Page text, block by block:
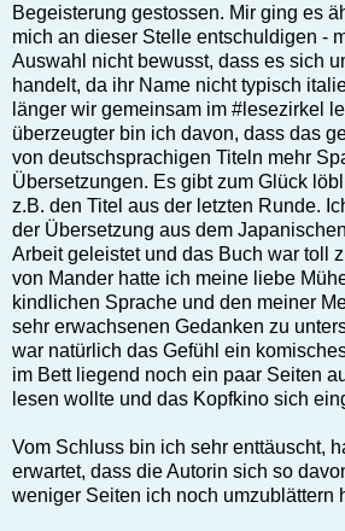
Begeisterung gestossen. Mir ging es
mich an dieser Stelle entschuldigen -
Auswahl nicht bewusst, dass es sich
handelt, da ihr Name nicht typisch
länger wir gemeinsam im #lesezirkel
überzeugter bin ich davon, dass das
von deutschsprachigen Titeln mehr
Übersetzungen. Es gibt zum Glück
z.B. den Titel aus der letzten Runde.
der Übersetzung aus dem
Arbeit geleistet und das Buch war toll
von Mander hatte ich meine liebe
kindlichen Sprache und den meiner
sehr erwachsenen Gedanken zu
war natürlich das Gefühl ein
im Bett liegend noch ein paar Seiten
lesen wollte und das Kopfkino sich
Vom Schluss bin ich sehr enttäuscht,
erwartet, dass die Autorin sich so
weniger Seiten ich noch umzublättern